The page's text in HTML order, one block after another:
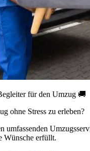
für den Umzug 🚚
ohne Stress zu erleben?
umfassenden
Wünsche erfüllt.